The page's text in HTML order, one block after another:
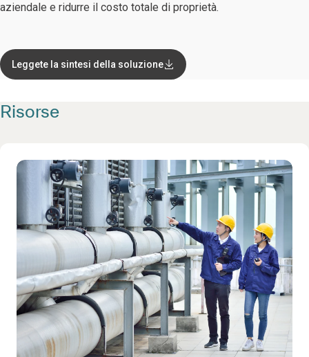
aziendale e ridurre il costo totale di proprietà.
Leggete la sintesi della soluzione
Risorse